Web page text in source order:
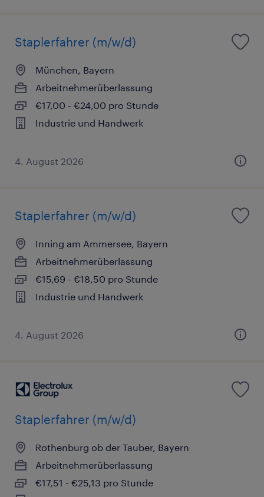
Staplerfahrer (m/w/d)
München, Bayern
Arbeitnehmerüberlassung
€17,00 - €24,00 pro Stunde
Industrie und Handwerk
4. August 2026
Staplerfahrer (m/w/d)
Inning am Ammersee, Bayern
Arbeitnehmerüberlassung
€15,69 - €18,50 pro Stunde
Industrie und Handwerk
4. August 2026
Staplerfahrer (m/w/d)
Rothenburg ob der Tauber, Bayern
Arbeitnehmerüberlassung
€17,51 - €25,13 pro Stunde